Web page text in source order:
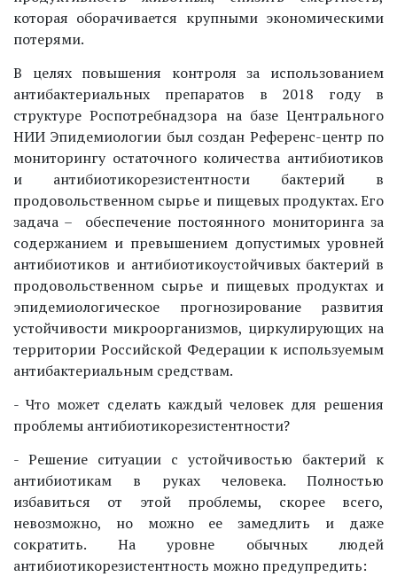
которая оборачивается крупными экономическими
потерями.
В целях повышения контроля за использованием
антибактериальных препаратов в 2018 году в
структуре Роспотребнадзора на базе Центрального
НИИ Эпидемиологии был создан Референс-центр по
мониторингу остаточного количества антибиотиков
и антибиотикорезистентности бактерий в
продовольственном сырье и пищевых продуктах. Его
задача – обеспечение постоянного мониторинга за
содержанием и превышением допустимых уровней
антибиотиков и антибиотикоустойчивых бактерий в
продовольственном сырье и пищевых продуктах и
эпидемиологическое прогнозирование развития
устойчивости микроорганизмов, циркулирующих на
территории Российской Федерации к используемым
антибактериальным средствам.
- Что может сделать каждый человек для решения
проблемы антибиотикорезистентности?
- Решение ситуации с устойчивостью бактерий к
антибиотикам в руках человека. Полностью
избавиться от этой проблемы, скорее всего,
невозможно, но можно ее замедлить и даже
сократить. На уровне обычных людей
антибиотикорезистентность можно предупредить: